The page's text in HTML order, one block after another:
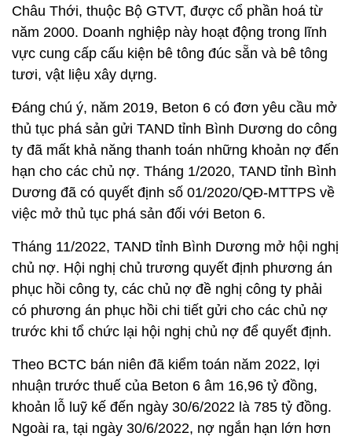
Châu Thới, thuộc Bộ GTVT, được cổ phần hoá từ
năm 2000. Doanh nghiệp này hoạt động trong lĩnh
vực cung cấp cấu kiện bê tông đúc sẵn và bê tông
tươi, vật liệu xây dựng.
Đáng chú ý, năm 2019, Beton 6 có đơn yêu cầu mở
thủ tục phá sản gửi TAND tỉnh Bình Dương do công
ty đã mất khả năng thanh toán những khoản nợ đến
hạn cho các chủ nợ. Tháng 1/2020, TAND tỉnh Bình
Dương đã có quyết định số 01/2020/QĐ-MTTPS về
việc mở thủ tục phá sản đối với Beton 6.
Tháng 11/2022, TAND tỉnh Bình Dương mở hội nghị
chủ nợ. Hội nghị chủ trương quyết định phương án
phục hồi công ty, các chủ nợ đề nghị công ty phải
có phương án phục hồi chi tiết gửi cho các chủ nợ
trước khi tổ chức lại hội nghị chủ nợ để quyết định.
Theo BCTC bán niên đã kiểm toán năm 2022, lợi
nhuận trước thuế của Beton 6 âm 16,96 tỷ đồng,
khoản lỗ luỹ kế đến ngày 30/6/2022 là 785 tỷ đồng.
Ngoài ra, tại ngày 30/6/2022, nợ ngắn hạn lớn hơn